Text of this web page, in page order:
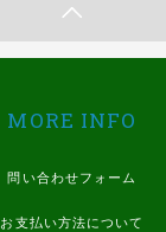
MORE INFO
問い合わせフォーム
お支払い方法について